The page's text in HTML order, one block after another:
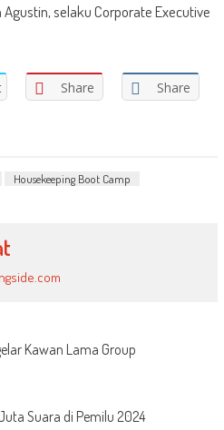
selaku Corporate Executive
Share Share
Housekeeping Boot Camp
Kawan Lama Group
Suara di Pemilu 2024